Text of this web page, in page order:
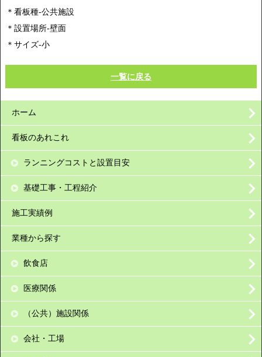
＊看板種-公共施設
＊設置場所-壁面
＊サイズ-小
一覧に戻る
ホーム
看板のあれこれ
ランニングコストと設置目安
基礎工事・工程紹介
施工実績例
業種から探す
飲食店
医療関係
（公共）施設関係
会社・工場